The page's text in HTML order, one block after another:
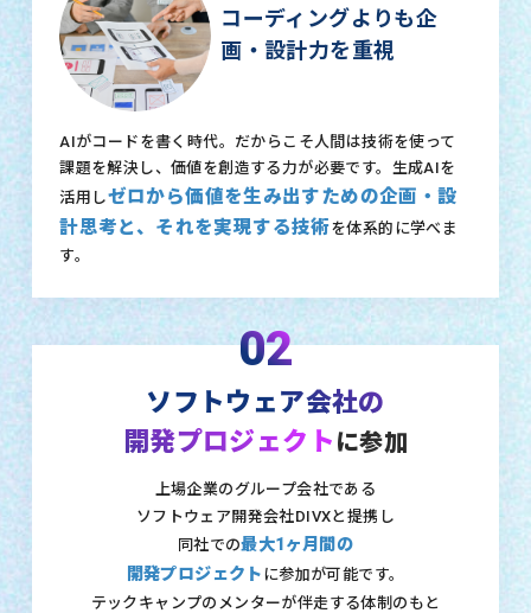
コーディングよりも企
画・設計力を重視
AIがコードを書く時代。だからこそ人間は技術を使って
課題を解決し、価値を創造する力が必要です。生成AIを
活用しゼロから価値を生み出すための企画・設
計思考と、それを実現する技術を体系的に学べま
す。
02
ソフトウェア会社の
開発プロジェクト に参加
上場企業のグループ会社である
ソフトウェア開発会社DIVXと提携し
同社での最大1ヶ月間の
開発プロジェクト に参加が可能です。
テックキャンプのメンターが伴走する体制のもと